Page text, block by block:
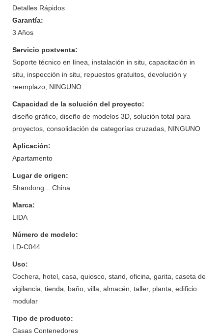
Detalles Rápidos
Garantía:
3 Años
Servicio postventa:
Soporte técnico en línea, instalación in situ, capacitación in
situ, inspección in situ, repuestos gratuitos, devolución y
reemplazo, NINGUNO
Capacidad de la solución del proyecto:
diseño gráfico, diseño de modelos 3D, solución total para
proyectos, consolidación de categorías cruzadas, NINGUNO
Aplicación:
Apartamento
Lugar de origen:
Shandong... China
Marca:
LIDA
Número de modelo:
LD-C044
Uso:
Cochera, hotel, casa, quiosco, stand, oficina, garita, caseta de
vigilancia, tienda, baño, villa, almacén, taller, planta, edificio
modular
Tipo de producto:
Casas Contenedores